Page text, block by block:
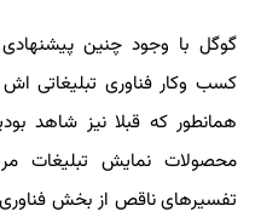
گوگل با وجود چنین
کسب وکار فناوری تبلیغاتی
همانطور که قبلا نیز شاهد
محصولات نمایش تبلیغات
تفسیرهای ناقص از بخش